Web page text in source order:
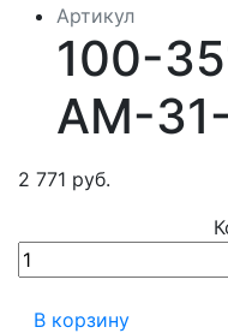
Артикул
100-
АМ-
2 771 руб.
В корзину